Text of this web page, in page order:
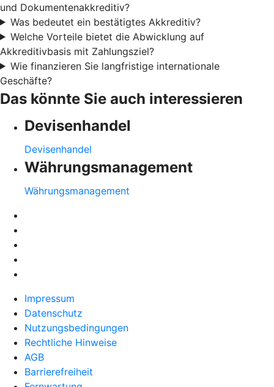
und Dokumentenakkreditiv?
Was bedeutet ein bestätigtes Akkreditiv?
Welche Vorteile bietet die Abwicklung auf
Akkreditivbasis mit Zahlungsziel?
Wie finanzieren Sie langfristige internationale
Geschäfte?
Das könnte Sie auch interessieren
Devisenhandel
Devisenhandel
Währungsmanagement
Währungsmanagement
Impressum
Datenschutz
Nutzungsbedingungen
Rechtliche Hinweise
AGB
Barrierefreiheit